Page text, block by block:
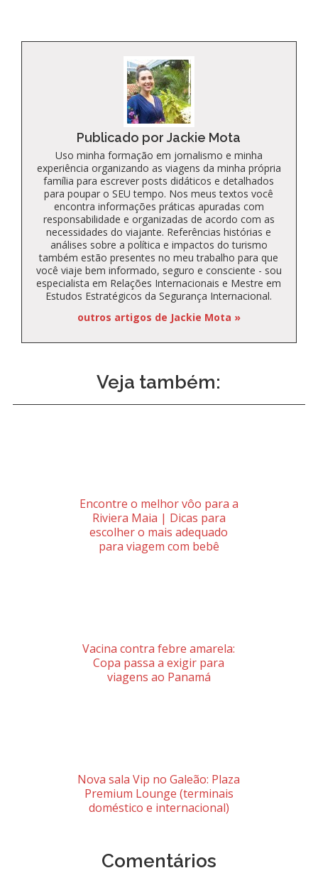
Publicado por Jackie Mota
Uso minha formação em jornalismo e minha
experiência organizando as viagens da minha própria
família para escrever posts didáticos e detalhados
para poupar o SEU tempo. Nos meus textos você
encontra informações práticas apuradas com
responsabilidade e organizadas de acordo com as
necessidades do viajante. Referências histórias e
análises sobre a política e impactos do turismo
também estão presentes no meu trabalho para que
você viaje bem informado, seguro e consciente - sou
especialista em Relações Internacionais e Mestre em
Estudos Estratégicos da Segurança Internacional.
outros artigos de Jackie Mota »
Veja também:
Encontre o melhor vôo para a
Riviera Maia | Dicas para
escolher o mais adequado
para viagem com bebê
Vacina contra febre amarela:
Copa passa a exigir para
viagens ao Panamá
Nova sala Vip no Galeão: Plaza
Premium Lounge (terminais
doméstico e internacional)
Comentários